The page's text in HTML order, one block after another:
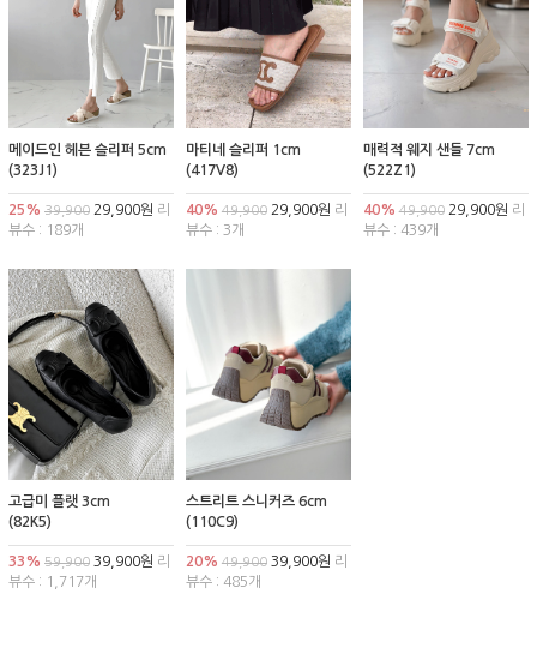
메이드인 헤븐 슬리퍼 5cm
(323J1)
25% 39,900 29,900원 리
뷰수 : 189개
마티네 슬리퍼 1cm
(417V8)
40% 49,90029,900원 리
뷰수 : 3개
매력적 웨지 샌들 7cm
(522Z1)
40% 49,90029,900원 리
뷰수 : 439개
고급미 플랫 3cm
(82K5)
33% 59,900 39,900원 리
뷰수 : 1,717개
스트리트 스니커즈 6cm
(110C9)
20% 49,90039,900원 리
뷰수 : 485개